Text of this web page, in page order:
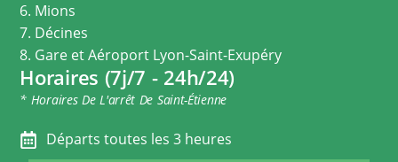
6. Mions
7. Décines
8. Gare et Aéroport Lyon-Saint-Exupéry
Horaires (7j/7 - 24h/24)
* Horaires De L'arrêt De Saint-Étienne
Départs toutes les 3 heures